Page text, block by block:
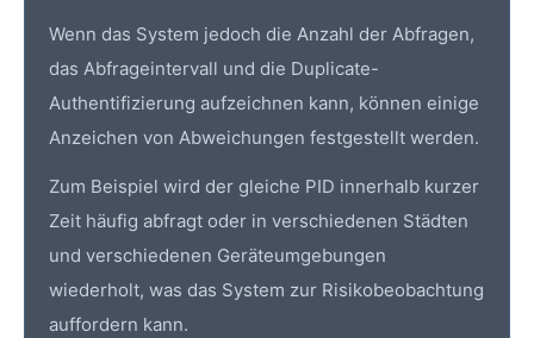
Wenn das System jedoch die Anzahl der Abfragen,
das Abfrageintervall und die Duplicate-
Authentifizierung aufzeichnen kann, können einige
Anzeichen von Abweichungen festgestellt werden.
Zum Beispiel wird der gleiche PID innerhalb kurzer
Zeit häufig abfragt oder in verschiedenen Städten
und verschiedenen Geräteumgebungen
wiederholt, was das System zur Risikobeobachtung
auffordern kann.